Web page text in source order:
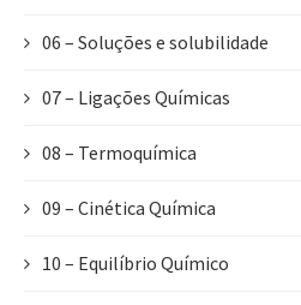
06 – Soluções e solubilidade
07 – Ligações Químicas
08 – Termoquímica
09 – Cinética Química
10 – Equilíbrio Químico